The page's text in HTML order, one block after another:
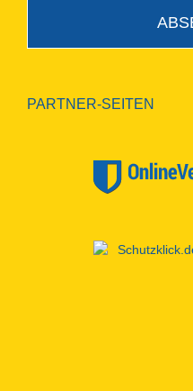
PARTNER-SEITEN